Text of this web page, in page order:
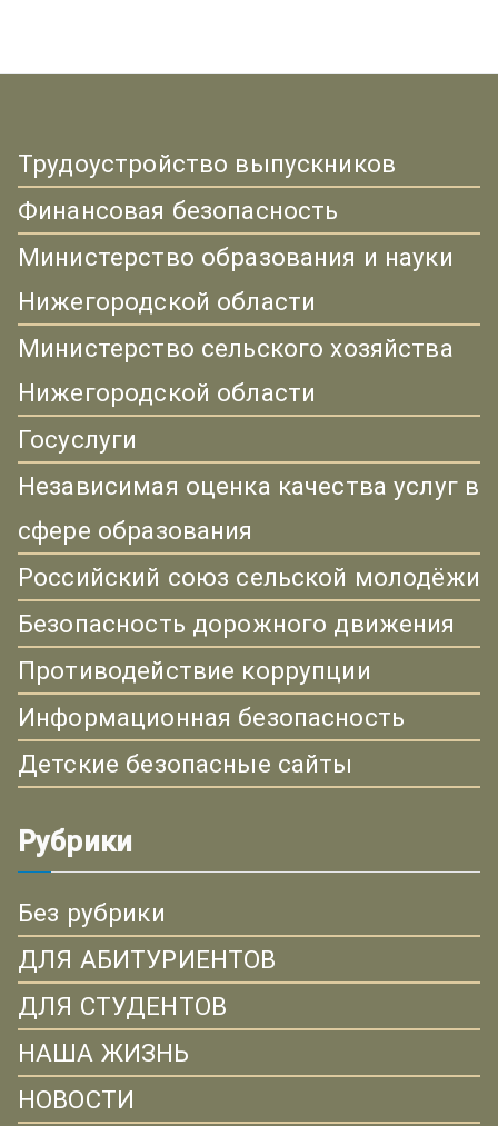
Трудоустройство выпускников
Финансовая безопасность
Министерство образования и науки
Нижегородской области
Министерство сельского хозяйства
Нижегородской области
Госуслуги
Независимая оценка качества услуг в
сфере образования
Российский союз сельской молодёжи
Безопасность дорожного движения
Противодействие коррупции
Информационная безопасность
Детские безопасные сайты
Рубрики
Без рубрики
ДЛЯ АБИТУРИЕНТОВ
ДЛЯ СТУДЕНТОВ
НАША ЖИЗНЬ
НОВОСТИ